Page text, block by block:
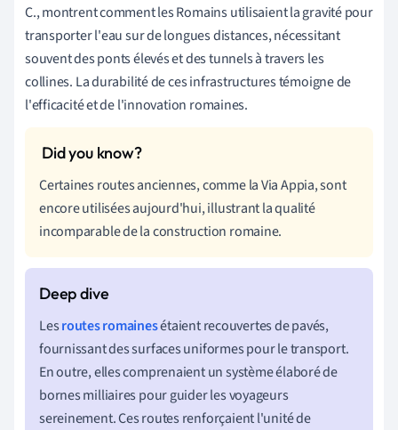
C., montrent comment les Romains utilisaient la gravité pour
transporter l'eau sur de longues distances, nécessitant
souvent des ponts élevés et des tunnels à travers les
collines. La durabilité de ces infrastructures témoigne de
l'efficacité et de l'innovation romaines.
Certaines routes anciennes, comme la Via Appia, sont
encore utilisées aujourd'hui, illustrant la qualité
incomparable de la construction romaine.
Lesroutes romainesétaient recouvertes de pavés,
fournissant des surfaces uniformes pour le transport.
En outre, elles comprenaient un système élaboré de
bornes milliaires pour guider les voyageurs
sereinement. Ces routes renforçaient l'unité de